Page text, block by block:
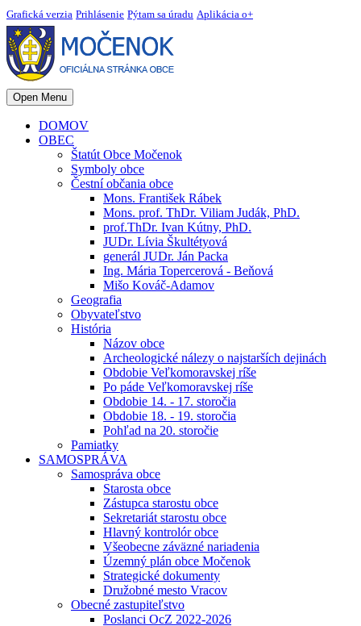
Grafická verzia Prihlásenie Pýtam sa úradu Aplikácia o+
Open Menu
DOMOV
OBEC
Štatút Obce Močenok
Symboly obce
Čestní občania obce
Mons. František Rábek
Mons. prof. ThDr. Viliam Judák, PhD.
prof.ThDr. Ivan Kútny, PhD.
JUDr. Lívia Škultétyová
generál JUDr. Ján Packa
Ing. Mária Topercerová - Beňová
Mišo Kováč-Adamov
Geografia
Obyvateľstvo
História
Názov obce
Archeologické nálezy o najstarších dejinách
Obdobie Veľkomoravskej ríše
Po páde Veľkomoravskej ríše
Obdobie 14. - 17. storočia
Obdobie 18. - 19. storočia
Pohľad na 20. storočie
Pamiatky
SAMOSPRÁVA
Samospráva obce
Starosta obce
Zástupca starostu obce
Sekretariát starostu obce
Hlavný kontrolór obce
Všeobecne záväzné nariadenia
Územný plán obce Močenok
Strategické dokumenty
Družobné mesto Vracov
Obecné zastupiteľstvo
Poslanci OcZ 2022-2026